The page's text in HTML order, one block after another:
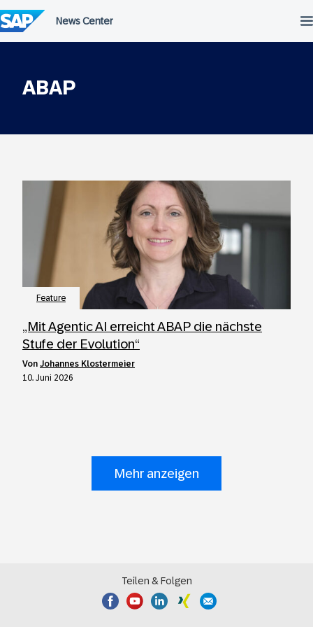
ABAP
Feature
„Mit Agentic AI erreicht ABAP die nächste
Stufe der Evolution“
von Johannes Klostermeier
10. Juni 2026
Mehr anzeigen
Teilen & Folgen